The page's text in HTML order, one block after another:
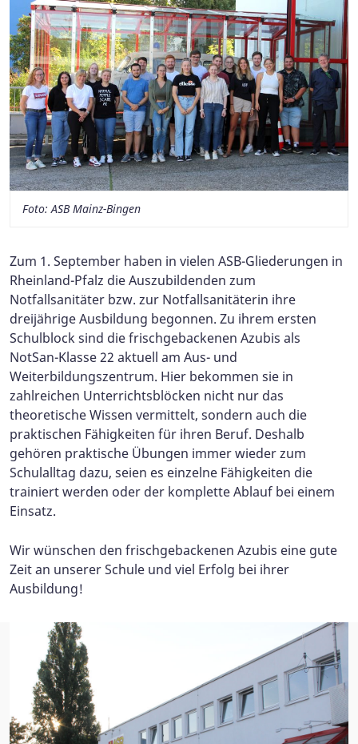
Foto: ASB Mainz-Bingen
Zum 1. September haben in vielen ASB-Gliederungen in
Rheinland-Pfalz die Auszubildenden zum
Notfallsanitäter bzw. zur Notfallsanitäterin ihre
dreijährige Ausbildung begonnen. Zu ihrem ersten
Schulblock sind die frischgebackenen Azubis als
NotSan-Klasse 22 aktuell am Aus- und
Weiterbildungszentrum. Hier bekommen sie in
zahlreichen Unterrichtsblöcken nicht nur das
theoretische Wissen vermittelt, sondern auch die
praktischen Fähigkeiten für ihren Beruf. Deshalb
gehören praktische Übungen immer wieder zum
Schulalltag dazu, seien es einzelne Fähigkeiten die
trainiert werden oder der komplette Ablauf bei einem
Einsatz.
Wir wünschen den frischgebackenen Azubis eine gute
Zeit an unserer Schule und viel Erfolg bei ihrer
Ausbildung!